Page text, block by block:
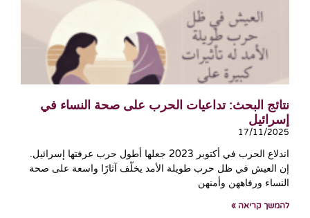
نتائج البحث: تداعيات الحرب على صحة النساء في
إسرائيل
17/11/2025
اندلاع الحرب في أكتوبر 2023 جعلها أطول حرب عرفتها إسرائيل.
إن العيش في ظل حرب طويلة الأمد يخلّف آثارًا واسعة على صحة
النساء ورفاههن وأمنهن
להמשך קריאה »